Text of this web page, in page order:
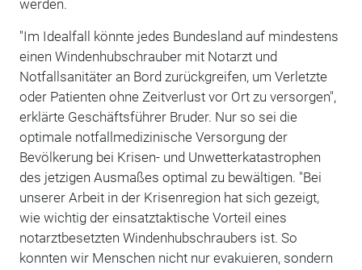
werden.
"Im Idealfall könnte jedes Bundesland auf mindestens
einen Windenhubschrauber mit Notarzt und
Notfallsanitäter an Bord zurückgreifen, um Verletzte
oder Patienten ohne Zeitverlust vor Ort zu versorgen",
erklärte Geschäftsführer Bruder. Nur so sei die
optimale notfallmedizinische Versorgung der
Bevölkerung bei Krisen- und Unwetterkatastrophen
des jetzigen Ausmaßes optimal zu bewältigen. "Bei
unserer Arbeit in der Krisenregion hat sich gezeigt,
wie wichtig der einsatztaktische Vorteil eines
notarztbesetzten Windenhubschraubers ist. So
konnten wir Menschen nicht nur evakuieren, sondern